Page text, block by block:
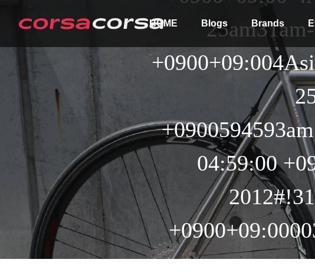
HOME Blogs Brands
Order
04:59:00